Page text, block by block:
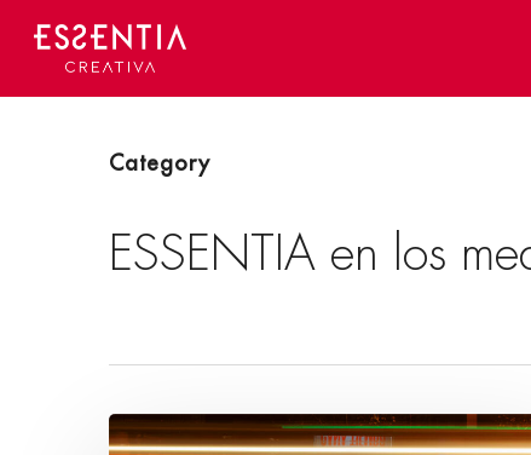
Skip
main
Category
ESSENTIA en los